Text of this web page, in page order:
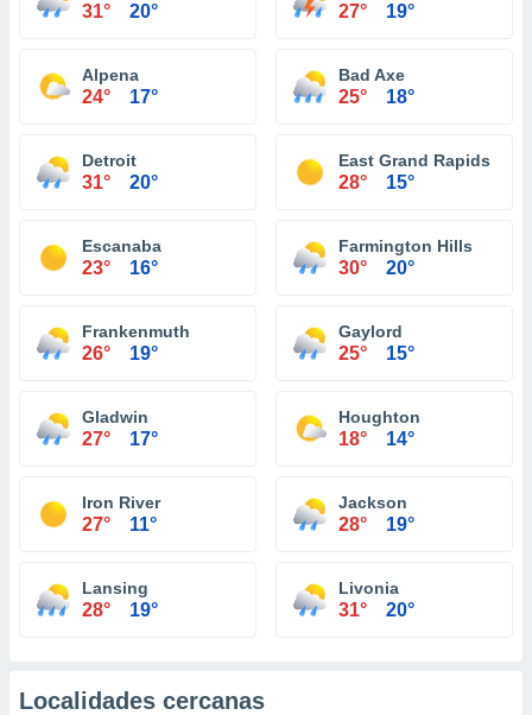
31° 20° 27° 19°
Alpena
24° 17°
Bad Axe
25° 18°
Detroit
31° 20°
East Grand Rapids
28° 15°
Escanaba
23° 16°
Farmington Hills
30° 20°
Frankenmuth
26° 19°
Gaylord
25° 15°
Gladwin
27° 17°
Houghton
18° 14°
Iron River
27° 11°
Jackson
28° 19°
Lansing
28° 19°
Livonia
31° 20°
Localidades cercanas